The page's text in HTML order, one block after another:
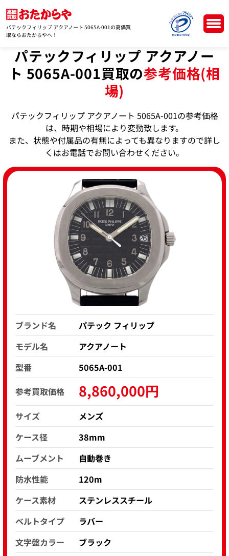
パテックフィリップ アクアノート 5065A-001の高価買
取ならおたからやへ！
パテックフィリップ アクアノー
ト 5065A-001買取の参考価格(相
場)
パテックフィリップ アクアノート 5065A-001の参考価格
は、時期や相場により変動致します。
また、状態や付属品の有無によっても異なりますので詳し
くはお電話でお問い合わせください。
ブランド名
パテック フィリップ
モデル名
アクアノート
型番
5065A-001
参考買取価格
8,860,000円
サイズ
メンズ
ケース径
38mm
ムーブメント
自動巻き
防水性能
120m
ケース素材
ステンレススチール
ベルトタイプ
ラバー
文字盤カラー
ブラック